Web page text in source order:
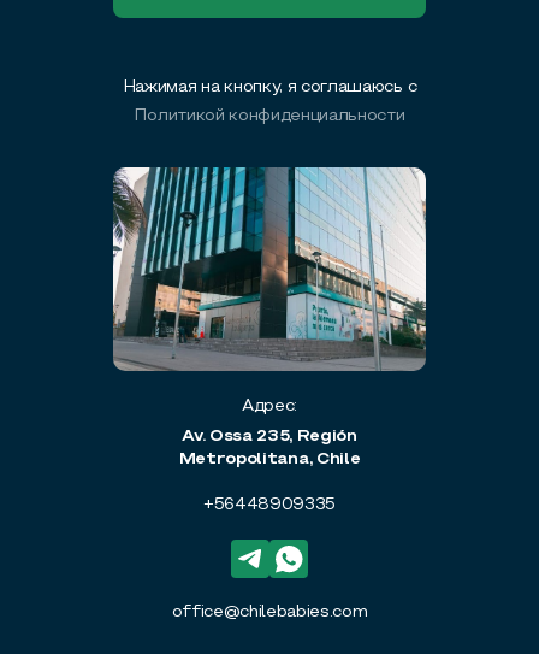
Нажимая на кнопку, я соглашаюсь с
Политикой конфиденциальности
Адрес:
Av. Ossa 235, Región
Metropolitana, Chile
+56448909335
office@chilebabies.com